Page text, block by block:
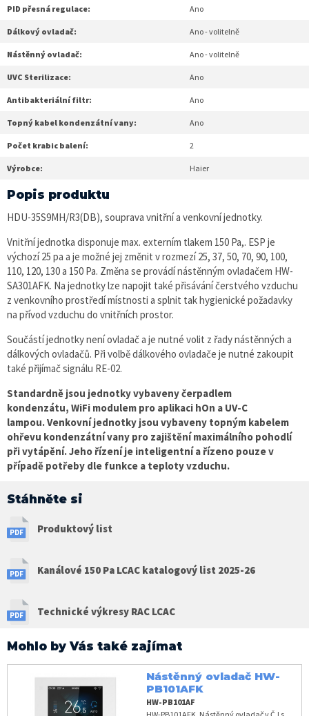
PID přesná regulace: Ano
Dálkový ovladač: Ano - volitelně
Nástěnný ovladač: Ano - volitelně
UVC Sterilizace: Ano
Antibakteriální filtr: Ano
Topný kabel kondenzátní vany: Ano
Počet krabic balení: 2
Výrobce: Haier
Popis produktu
HDU-35S9MH/R3(DB), souprava vnitřní a venkovní jednotky.
Vnitřní jednotka disponuje max. externím tlakem 150 Pa,. ESP je
výchozí 25 pa a je možné jej změnit v rozmezí 25, 37, 50, 70, 90, 100,
110, 120, 130 a 150 Pa. Změna se provádí nástěnným ovladačem HW-
SA301AFK. Na jednotky lze napojit také přisávání čerstvého vzduchu
z venkovního prostředí místnosti a splnit tak hygienické požadavky
na přívod vzduchu do vnitřních prostor.
Součástí jednotky není ovladač a je nutné volit z řady nástěnných a
dálkových ovladačů. Při volbě dálkového ovladače je nutné zakoupit
také přijímač signálu RE-02.
Standardně jsou jednotky vybaveny čerpadlem
kondenzátu, WiFi modulem pro aplikaci hOn a UV-C
lampou. Venkovní jednotky jsou vybaveny topným kabelem
ohřevu kondenzátní vany pro zajištění maximálního pohodlí
při vytápění. Jeho řízení je inteligentní a řízeno pouze v
případě potřeby dle funkce a teploty vzduchu.
Stáhněte si
Produktový list
Kanálové 150 Pa LCAC katalogový list 2025-26
Technické výkresy RAC LCAC
Mohlo by Vás také zajímat
Nástěnný ovladač HW-
PB101AFK
HW-PB101AF